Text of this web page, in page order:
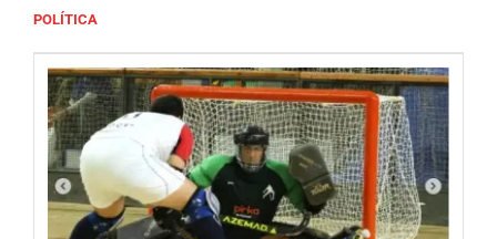
POLÍTICA